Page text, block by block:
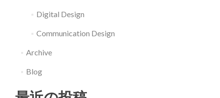
Digital Design
Communication Design
Archive
Blog